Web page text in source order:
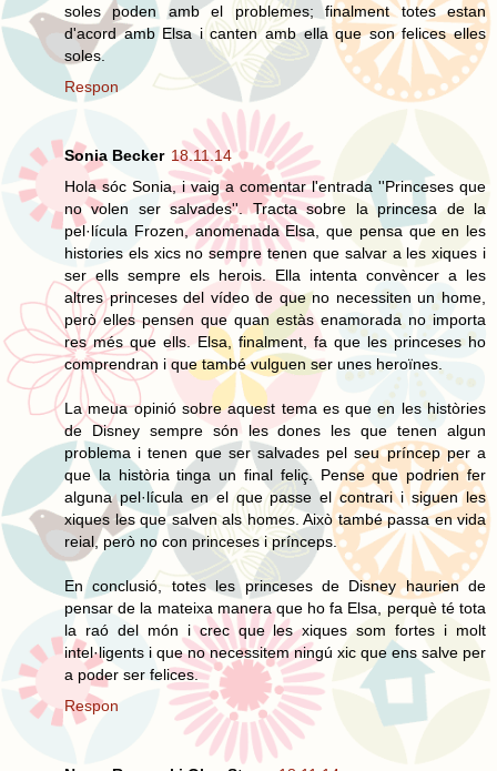
soles poden amb el problemes; finalment totes estan
d'acord amb Elsa i canten amb ella que son felices elles
soles.
Respon
Sonia Becker 18.11.14
Hola sóc Sonia, i vaig a comentar l'entrada ''Princeses que
no volen ser salvades''. Tracta sobre la princesa de la
pel·lícula Frozen, anomenada Elsa, que pensa que en les
histories els xics no sempre tenen que salvar a les xiques i
ser ells sempre els herois. Ella intenta convèncer a les
altres princeses del vídeo de que no necessiten un home,
però elles pensen que quan estàs enamorada no importa
res més que ells. Elsa, finalment, fa que les princeses ho
comprendran i que també vulguen ser unes heroïnes.
La meua opinió sobre aquest tema es que en les històries
de Disney sempre són les dones les que tenen algun
problema i tenen que ser salvades pel seu príncep per a
que la història tinga un final feliç. Pense que podrien fer
alguna pel·lícula en el que passe el contrari i siguen les
xiques les que salven als homes. Això també passa en vida
reial, però no con princeses i prínceps.
En conclusió, totes les princeses de Disney haurien de
pensar de la mateixa manera que ho fa Elsa, perquè té tota
la raó del món i crec que les xiques som fortes i molt
intel·ligents i que no necessitem ningú xic que ens salve per
a poder ser felices.
Respon